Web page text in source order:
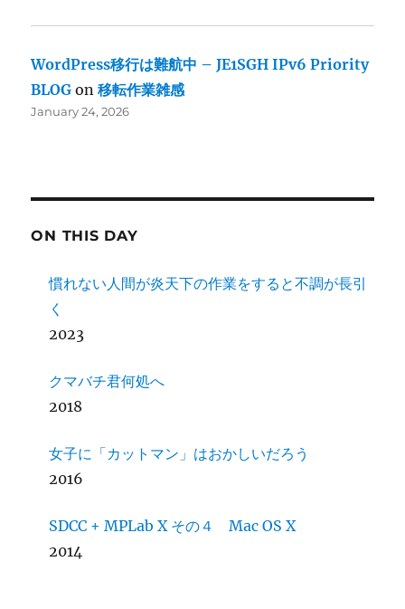
WordPress移行は難航中 – JE1SGH IPv6 Priority
BLOG on移転作業雑感
January 24, 2026
ON THIS DAY
慣れない人間が炎天下の作業をすると不調が長引
く
2023
クマバチ君何処へ
2018
女子に「カットマン」はおかしいだろう
2016
SDCC + MPLab X その４ Mac OS X
2014